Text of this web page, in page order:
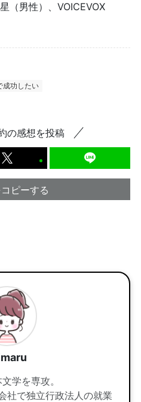
（男性）、VOICEVOX
成功したい
の感想を投稿
ピーする
学を専攻。
社で独立行政法人の就業